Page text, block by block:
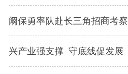
阚保勇率队赴长三角招商考察
兴产业强支撑 守底线促发展